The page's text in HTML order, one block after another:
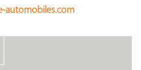
automobiles.com